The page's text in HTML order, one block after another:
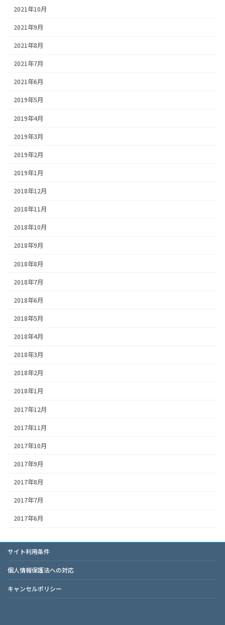
2021年10月
2021年9月
2021年8月
2021年7月
2021年6月
2019年5月
2019年4月
2019年3月
2019年2月
2019年1月
2018年12月
2018年11月
2018年10月
2018年9月
2018年8月
2018年7月
2018年6月
2018年5月
2018年4月
2018年3月
2018年2月
2018年1月
2017年12月
2017年11月
2017年10月
2017年9月
2017年8月
2017年7月
2017年6月
サイト利用条件
個人情報保護法への対応
キャンセルポリシー